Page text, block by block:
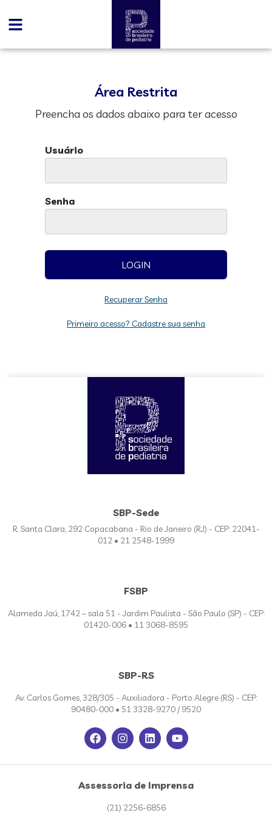
Área Restrita
Preencha os dados abaixo para ter acesso
Usuário
Senha
Recuperar Senha
Primeiro acesso? Cadastre sua senha
SBP-Sede
R. Santa Clara, 292 Copacabana - Rio de Janeiro (RJ) - CEP: 22041-
012 • 21 2548-1999
FSBP
Alameda Jaú, 1742 – sala 51 - Jardim Paulista - São Paulo (SP) - CEP:
01420-006 • 11 3068-8595
SBP-RS
Av. Carlos Gomes, 328/305 - Auxiliadora - Porto Alegre (RS) - CEP:
90480-000 • 51 3328-9270 / 9520
Assessoria de Imprensa
(21) 2256-6856